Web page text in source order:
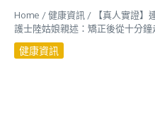
Home /健康資訊 /
【真人實證
護士陸姑娘親述：矯正後從十分鐘
健康資訊